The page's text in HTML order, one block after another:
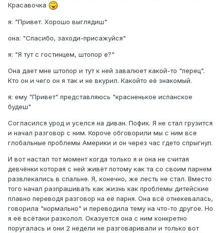
Красавочка
я: "Привет. Хорошо выглядиш"
она: "Спасибо, заходи-присажуйся"
я: "Я тут с гостинцем, штопор е?"
Она дает мне штопор и тут к ней завалюет какой-то "перец".
Кто он и чего он я так и не вкурил. Какойто её знакомый.
я: ему "Привет" представляюсь "красненькое испанское
будеш"
Согласился урод и уселся на диван. Пофик. Я не стал грузится
и начал разговор с ним. Короче обговорили мы с ним все
глобальные проблемы Америки и он через час гдето спрыгнул.
И вот настал тот момент когда только я и она не считая
девчёнки которая с ней живёт потому как та со своим парнем
развлекались в спальне. Я, конечно, же лесть не стал. Вместо
того начал разпрашивать как жизнь как проблемы дитейские
плавно переводя разговор на её парня. Она всё отнекевалась,
говорила "нормально" и переводила тему на что-то другое. Но
я её всётаки разколол. Оказуется она с ним конкретно
поругалась и они 2 недели не разговаривали и только вот